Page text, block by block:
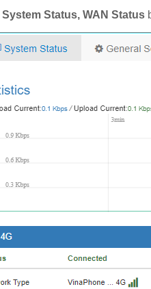
System Status, WAN Status